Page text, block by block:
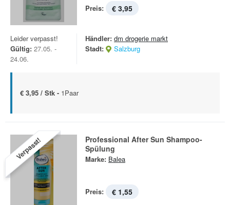
Preis: € 3,95
Leider verpasst!
Gültig: 27.05. -
24.06.
Händler: dm drogerie markt
Stadt:
Salzburg
€ 3,95 / Stk - 1Paar
Verpasst!
Professional After Sun Shampoo-
Spülung
Marke: Balea
Preis: € 1,55